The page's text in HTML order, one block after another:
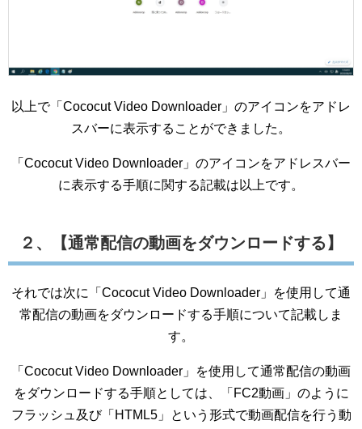
以上で「Cococut Video Downloader」のアイコンをアドレ
スバーに表示することができました。
「Cococut Video Downloader」のアイコンをアドレスバー
に表示する手順に関する記載は以上です。
２、【通常配信の動画をダウンロードする】
それでは次に「Cococut Video Downloader」を使用して通
常配信の動画をダウンロードする手順について記載しま
す。
「Cococut Video Downloader」を使用して通常配信の動画
をダウンロードする手順としては、「FC2動画」のように
フラッシュ及び「HTML5」という形式で動画配信を行う動